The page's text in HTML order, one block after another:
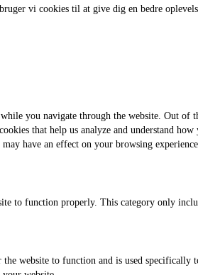
vi cookies til at give dig en bedre
you navigate through the website. Out of
that help us analyze and understand
have an effect on your browsing experience.
to function properly. This category only
website to function and is used specifically